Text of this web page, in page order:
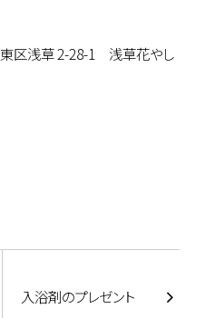
区浅草 2-28-1 浅草花やし
入浴剤のプレゼント